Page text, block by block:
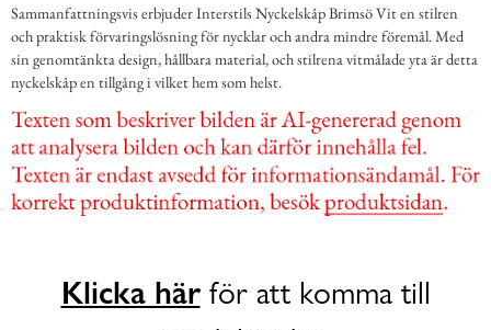
Sammanfattningsvis erbjuder Interstils Nyckelskåp Brimsö Vit en stilren
och praktisk förvaringslösning för nycklar och andra mindre föremål. Med
sin genomtänkta design, hållbara material, och stilrena vitmålade yta är detta
nyckelskåp en tillgång i vilket hem som helst.
Klicka härför att komma till